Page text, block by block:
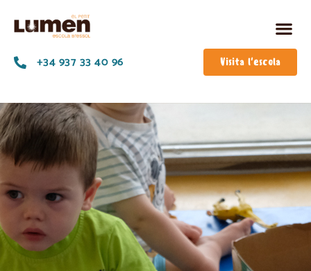
+34 937 33 40 96 Visita l'escola